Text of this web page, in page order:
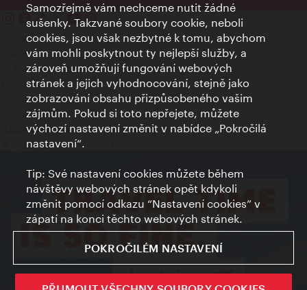
Kontakty
Credits
Prohlášení o ochraně osobních údajů
Terms of Use
Přístupnost
Kontakt pro tisk
Nastavení cookies
© Copyright Wien Tourismus
Samozřejmě vám nechceme nutit žádné
sušenky. Takzvané soubory cookie, neboli
cookies, jsou však nezbytné k tomu, abychom
vám mohli poskytnout ty nejlepší služby, a
zároveň umožňují fungování webových
stránek a jejich vyhodnocování, stejně jako
zobrazování obsahu přizpůsobeného vašim
zájmům. Pokud si toto nepřejete, můžete
výchozí nastavení změnit v nabídce „Pokročilá
nastavení“.
Tip: Své nastavení cookies můžete během
návštěvy webových stránek opět kdykoli
změnit pomocí odkazu “Nastavení cookies” v
zápatí na konci těchto webových stránek.
POKROČILÉM NASTAVENÍ